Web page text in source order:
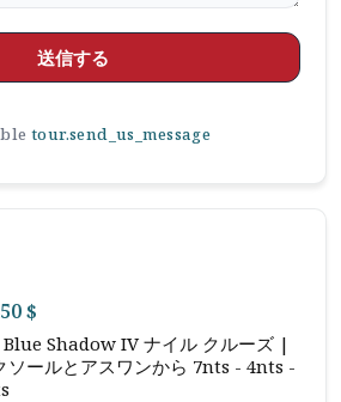
送信する
tour.send_us_message
$
Blue Shadow IV ナイル クルーズ |
ソールとアスワンから 7nts - 4nts -